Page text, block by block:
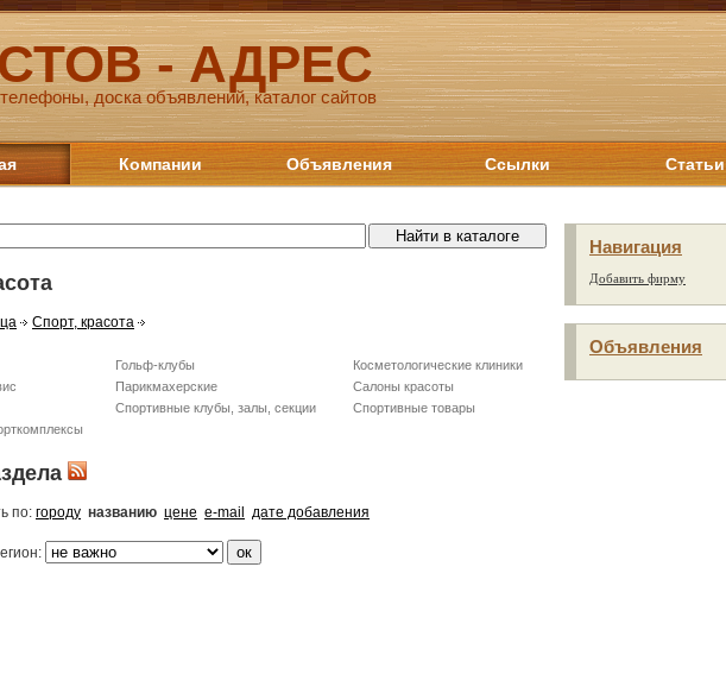
- АДРЕС
доска объявлений, каталог сайтов
Компании Объявления Ссылки Статьи
Спорт, красота
Гольф-клубы
Косметологические клиники
Парикмахерские
Салоны красоты
Спортивные клубы, залы, секции
Спортивные товары
по: городу названию цене e-mail дате добавления
Навигация
Добавить фирму
Объявления